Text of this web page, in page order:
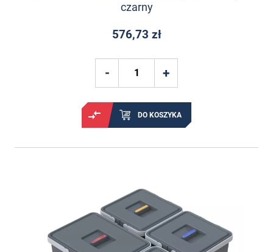
czarny
576,73 zł
DO KOSZYKA